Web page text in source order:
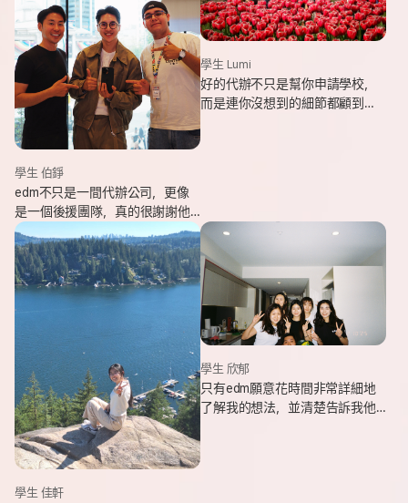
學生 伯錚
edm不只是一間代辦公司，更像
是一個後援團隊，真的很謝謝他
們的幫忙，讓我能安心出發，去
追逐我一直想完成的留遊學夢
想。
學生 Lumi
好的代辦不只是幫你申請學校，
而是連你沒想到的細節都顧到
學生 佳軒
學生 欣郁
只有edm願意花時間非常詳細地
了解我的想法，並清楚告訴我他